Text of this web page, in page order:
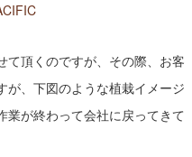
て頂くのですが、その際、お客
が、下図のような植栽イメージ
業が終わって会社に戻ってきて